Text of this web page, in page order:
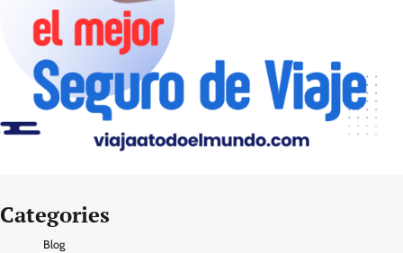
Categories
Blog